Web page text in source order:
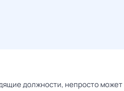
должности, непросто может